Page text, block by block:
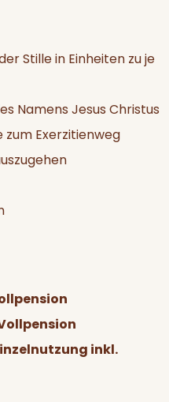
Stille in Einheiten zu je
Namens Jesus Christus
zum Exerzitienweg
inkl.